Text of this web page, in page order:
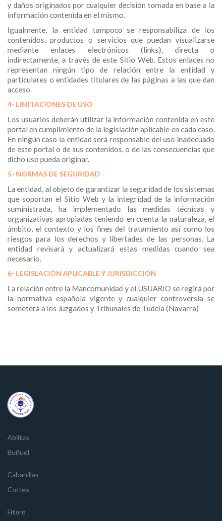
y daños originados por cualquier decisión tomada en base a la
información contenida en el mismo.
Igualmente, la entidad tampoco se responsabiliza de los
contenidos, productos o servicios que puedan visualizarse
mediante enlaces electrónicos (links), directa o
indirectamente, a través de este Sitio Web. Estos enlaces no
representan ningún tipo de relación entre la entidad y
particulares o entidades titulares de las páginas a las que dan
acceso.
4- LIMITACIONES DE USO
Los usuarios deberán utilizar la información contenida en este
portal en cumplimiento de la legislación aplicable en cada caso.
En ningún caso la entidad será responsable del uso inadecuado
de este portal o de sus contenidos, o de las consecuencias que
dicho uso pueda originar.
5- NORMAS DE SEGURIDAD
La entidad, al objeto de garantizar la seguridad de los sistemas
que soportan el Sitio Web y la integridad de la información
suministrada, ha implementado las medidas técnicas y
organizativas apropiadas teniendo en cuenta la naturaleza, el
ámbito, el contexto y los fines del tratamiento así como los
riesgos para los derechos y libertades de las personas. La
entidad revisará y actualizará estas medidas cuando sea
necesario.
6- LEGISLACIÓN APLICABLE Y JURISDICCIÓN
La relación entre la Mancomunidad y el USUARIO se regirá por
la normativa española vigente y cualquier controversia se
someterá a los Juzgados y Tribunales de Tudela (Navarra)
Ablitas
Buñuel
Cabanillas
Cortes
Fitero